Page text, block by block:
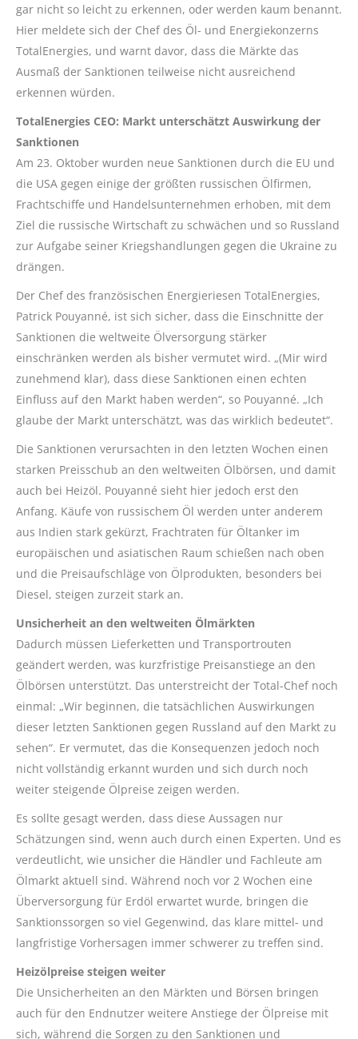
gar nicht so leicht zu erkennen, oder werden kaum benannt.
Hier meldete sich der Chef des Öl- und Energiekonzerns
TotalEnergies, und warnt davor, dass die Märkte das
Ausmaß der Sanktionen teilweise nicht ausreichend
erkennen würden.
TotalEnergies CEO: Markt unterschätzt Auswirkung der
Sanktionen
Am 23. Oktober wurden neue Sanktionen durch die EU und
die USA gegen einige der größten russischen Ölfirmen,
Frachtschiffe und Handelsunternehmen erhoben, mit dem
Ziel die russische Wirtschaft zu schwächen und so Russland
zur Aufgabe seiner Kriegshandlungen gegen die Ukraine zu
drängen.
Der Chef des französischen Energieriesen TotalEnergies,
Patrick Pouyanné, ist sich sicher, dass die Einschnitte der
Sanktionen die weltweite Ölversorgung stärker
einschränken werden als bisher vermutet wird. „(Mir wird
zunehmend klar), dass diese Sanktionen einen echten
Einfluss auf den Markt haben werden“, so Pouyanné. „Ich
glaube der Markt unterschätzt, was das wirklich bedeutet“.
Die Sanktionen verursachten in den letzten Wochen einen
starken Preisschub an den weltweiten Ölbörsen, und damit
auch bei Heizöl. Pouyanné sieht hier jedoch erst den
Anfang. Käufe von russischem Öl werden unter anderem
aus Indien stark gekürzt, Frachtraten für Öltanker im
europäischen und asiatischen Raum schießen nach oben
und die Preisaufschläge von Ölprodukten, besonders bei
Diesel, steigen zurzeit stark an.
Unsicherheit an den weltweiten Ölmärkten
Dadurch müssen Lieferketten und Transportrouten
geändert werden, was kurzfristige Preisanstiege an den
Ölbörsen unterstützt. Das unterstreicht der Total-Chef noch
einmal: „Wir beginnen, die tatsächlichen Auswirkungen
dieser letzten Sanktionen gegen Russland auf den Markt zu
sehen“. Er vermutet, das die Konsequenzen jedoch noch
nicht vollständig erkannt wurden und sich durch noch
weiter steigende Ölpreise zeigen werden.
Es sollte gesagt werden, dass diese Aussagen nur
Schätzungen sind, wenn auch durch einen Experten. Und es
verdeutlicht, wie unsicher die Händler und Fachleute am
Ölmarkt aktuell sind. Während noch vor 2 Wochen eine
Überversorgung für Erdöl erwartet wurde, bringen die
Sanktionssorgen so viel Gegenwind, das klare mittel- und
langfristige Vorhersagen immer schwerer zu treffen sind.
Heizölpreise steigen weiter
Die Unsicherheiten an den Märkten und Börsen bringen
auch für den Endnutzer weitere Anstiege der Ölpreise mit
sich, während die Sorgen zu den Sanktionen und